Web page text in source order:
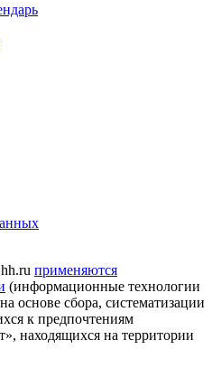
применяются
(информационные технологии
основе сбора, систематизации
к предпочтениям
находящихся на территории